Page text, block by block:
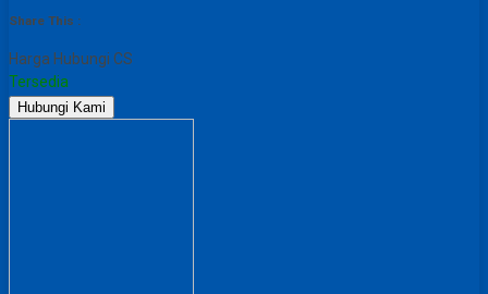
Share This :
Harga Hubungi CS
Tersedia
Hubungi Kami